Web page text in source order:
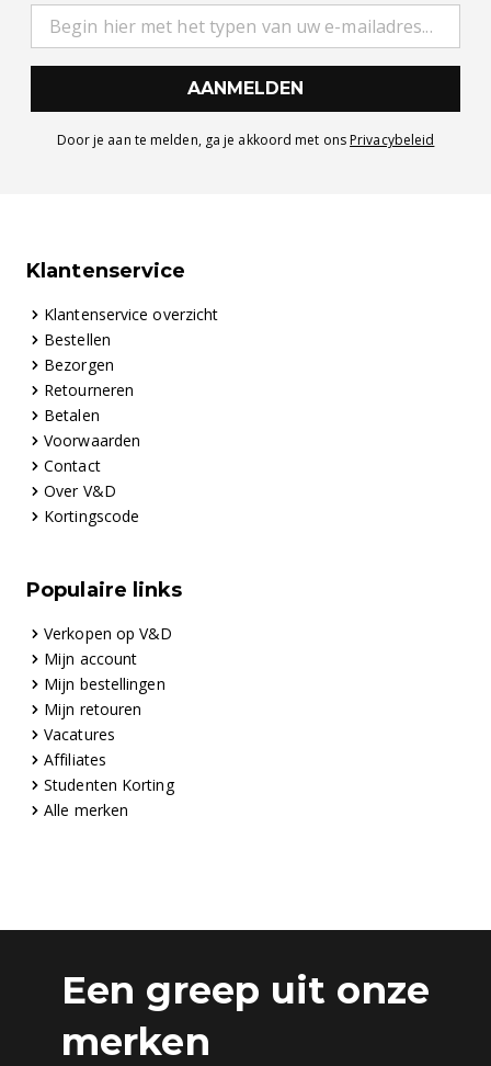
AANMELDEN
Door je aan te melden, ga je akkoord met ons Privacybeleid
Klantenservice
Klantenservice overzicht
Bestellen
Bezorgen
Retourneren
Betalen
Voorwaarden
Contact
Over V&D
Kortingscode
Populaire links
Verkopen op V&D
Mijn account
Mijn bestellingen
Mijn retouren
Vacatures
Affiliates
Studenten Korting
Alle merken
Een greep uit onze
merken